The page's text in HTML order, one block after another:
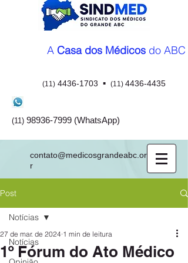
A Casa dos Médicos do ABC
(11) 4436-1703 ▪ (11) 4436-4435
(11) 98936-7999 (WhatsApp)
contato@medicosgrandeabc.org.b
r
Post
Notícias
Notícias
1º Fórum do Ato Médico
27 de mar. de 2024 1 min de leitura